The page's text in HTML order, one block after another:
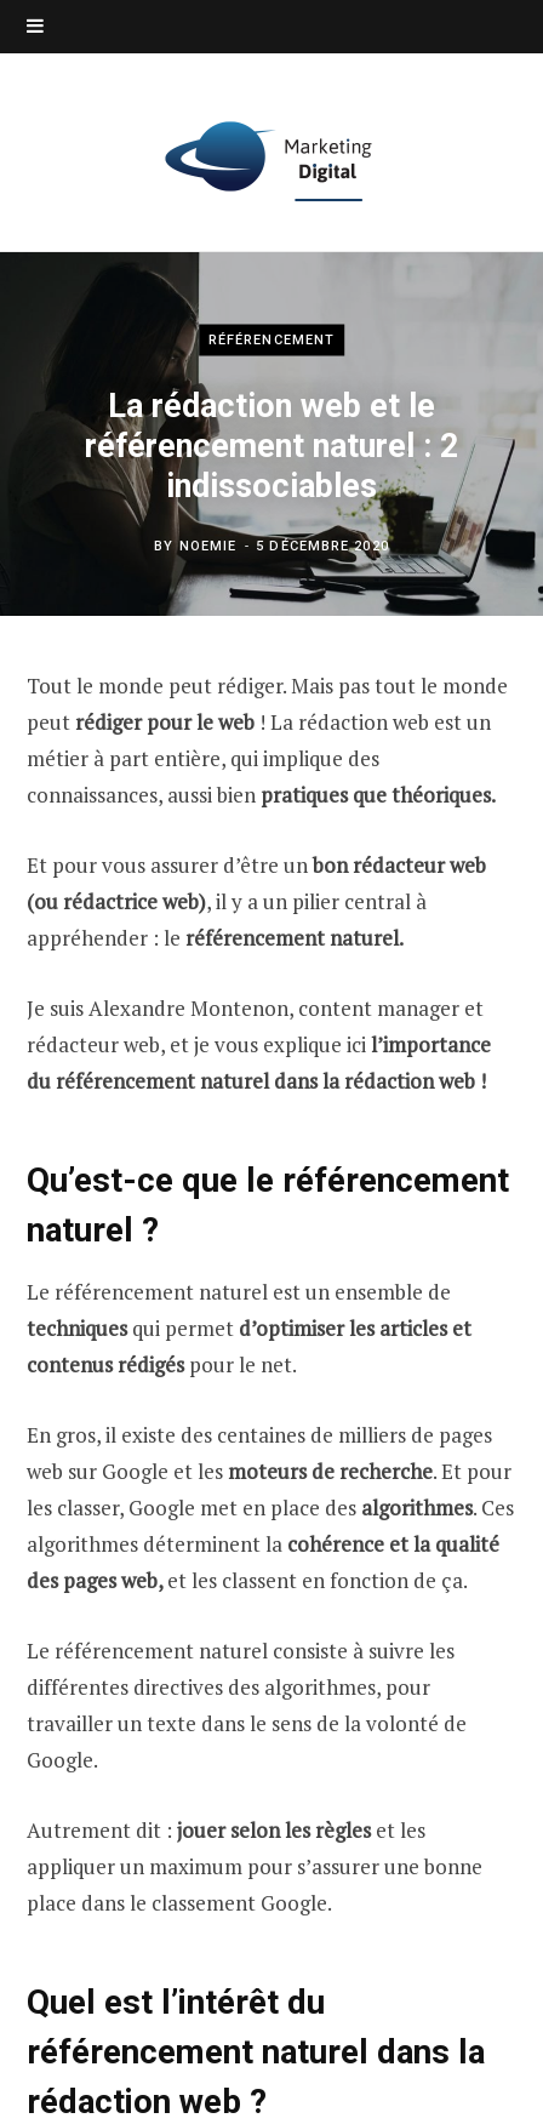
RÉFÉRENCEMENT
La rédaction web et le
référencement naturel : 2
indissociables
BYNOEMIE 5 DÉCEMBRE 2020
Tout le monde peut rédiger. Mais pas tout le monde
peut rédiger pour le web ! La rédaction web est un
métier à part entière, qui implique des
connaissances, aussi bien pratiques que théoriques.
Et pour vous assurer d’être unbon rédacteur web
(ou rédactrice web), il y a un pilier central à
appréhender : le référencement naturel.
Je suis Alexandre Montenon, content manager et
rédacteur web, et je vous explique icil’importance
du référencement naturel dans la rédaction web !
Qu’est-ce que le référencement
naturel ?
Le référencement naturel est un ensemble de
techniquesqui permet d’optimiser les articles et
contenus rédigéspour le net.
En gros, il existe des centaines de milliers de pages
web sur Google et lesmoteurs de recherche. Et pour
les classer, Google met en place des algorithmes. Ces
algorithmes déterminent la cohérence et la qualité
des pages web,et les classent en fonction de ça.
Le référencement naturel consiste à suivre les
différentes directives des algorithmes, pour
travailler un texte dans le sens de la volonté de
Google.
Autrement dit : jouer selon les règleset les
appliquer un maximum pour s’assurer une bonne
place dans le classement Google.
Quel est l’intérêt du
référencement naturel dans la
rédaction web ?